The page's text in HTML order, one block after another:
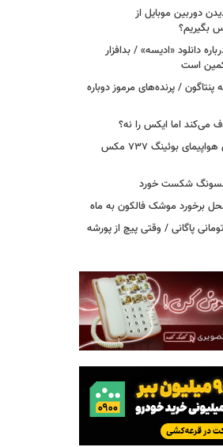
دوربین موبایل از
بگیریم؟
دانلود «ادیسه» / بدافزار
است
پنتاگون / پرنده‌های مرموز دوباره
می‌کند اما ایکس را نه؟
دستور بازرسی فوری هواپیمای بوئینگ ۷۳۷ مکس
شکست خورد
برخورد موشک فالکون به ماه
تومانی پاگانی / وقتی پیچ از پورشه